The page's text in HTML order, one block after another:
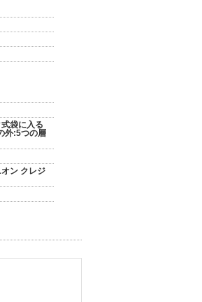
袋に入る
外:5つの層
ン クレジ